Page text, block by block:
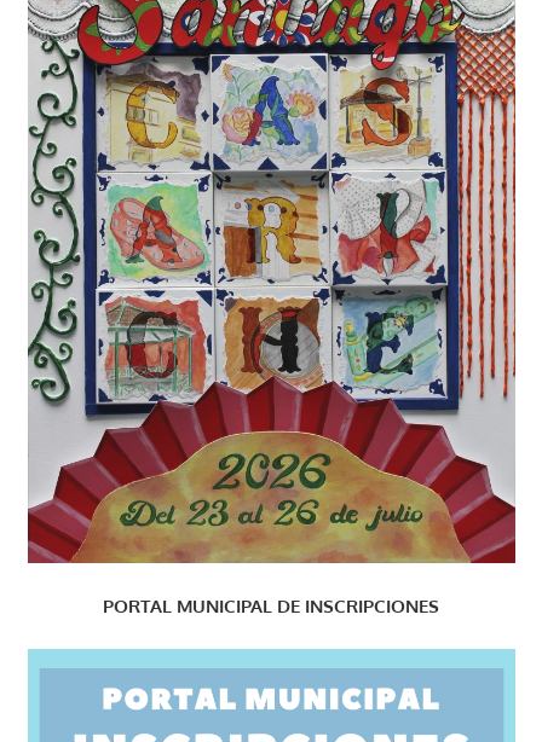
PORTAL MUNICIPAL DE INSCRIPCIONES